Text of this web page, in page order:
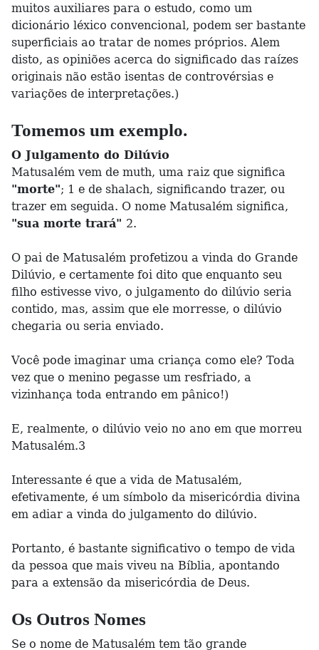
muitos auxiliares para o estudo, como um
dicionário léxico convencional, podem ser bastante
superficiais ao tratar de nomes próprios. Alem
disto, as opiniões acerca do significado das raízes
originais não estão isentas de controvérsias e
variações de interpretações.)
Tomemos um exemplo.
O Julgamento do Dilúvio
Matusalém vem de muth, uma raiz que significa
"morte"; 1 e de shalach, significando trazer, ou
trazer em seguida. O nome Matusalém significa,
"sua morte trará" 2.
O pai de Matusalém profetizou a vinda do Grande
Dilúvio, e certamente foi dito que enquanto seu
filho estivesse vivo, o julgamento do dilúvio seria
contido, mas, assim que ele morresse, o dilúvio
chegaria ou seria enviado.
Você pode imaginar uma criança como ele? Toda
vez que o menino pegasse um resfriado, a
vizinhança toda entrando em pânico!)
E, realmente, o dilúvio veio no ano em que morreu
Matusalém.3
Interessante é que a vida de Matusalém,
efetivamente, é um símbolo da misericórdia divina
em adiar a vinda do julgamento do dilúvio.
Portanto, é bastante significativo o tempo de vida
da pessoa que mais viveu na Bíblia, apontando
para a extensão da misericórdia de Deus.
Os Outros Nomes
Se o nome de Matusalém tem tão grande